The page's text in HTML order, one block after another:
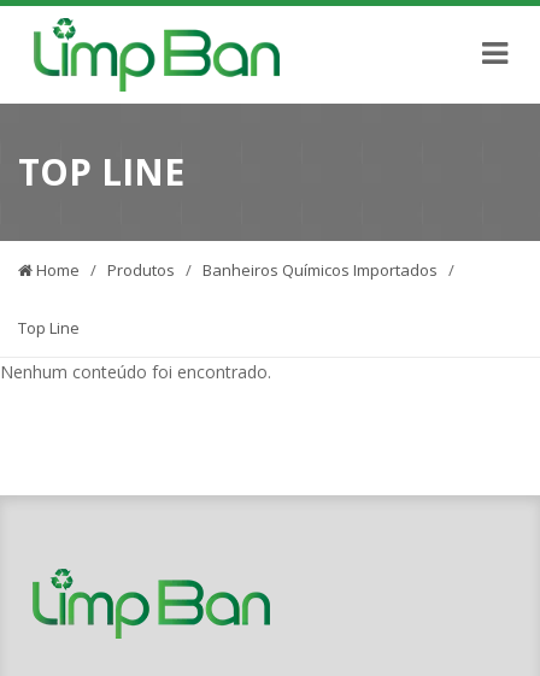
TOP LINE
Home / Produtos / Banheiros Químicos Importados /
Top Line
Nenhum conteúdo foi encontrado.